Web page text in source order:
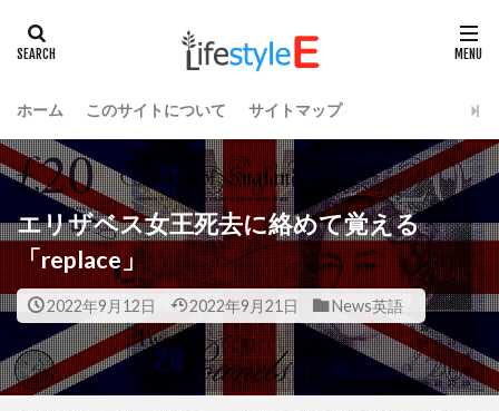
ホーム このサイトについて サイトマップ
エリザベス女王死去に絡めて覚える
「replace」
2022年9月12日 2022年9月21日 News英語